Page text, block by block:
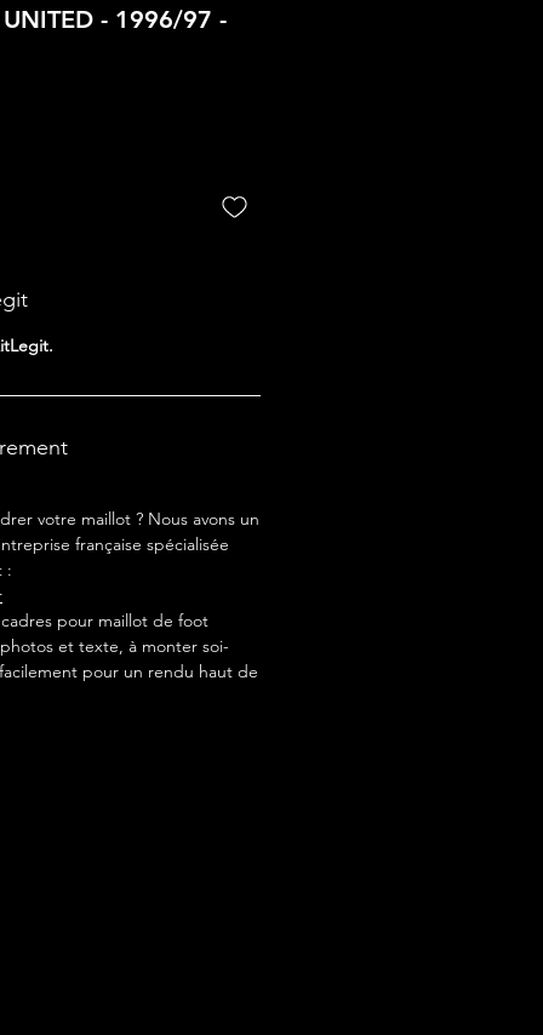
UNITED - 1996/97 -
votre maillot ? Nous avons un
française spécialisée
:
pour maillot de foot
et texte, à monter soi-
pour un rendu haut de